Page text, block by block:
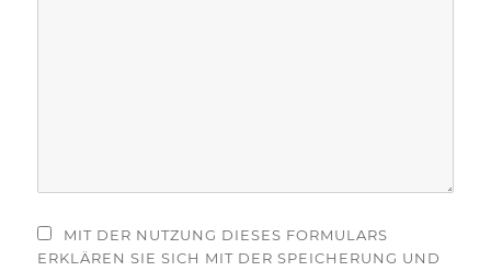
MIT DER NUTZUNG DIESES FORMULARS
ERKLÄREN SIE SICH MIT DER SPEICHERUNG UND